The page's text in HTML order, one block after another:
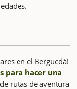
en el Berguedà!
para hacer una
rutas de aventura